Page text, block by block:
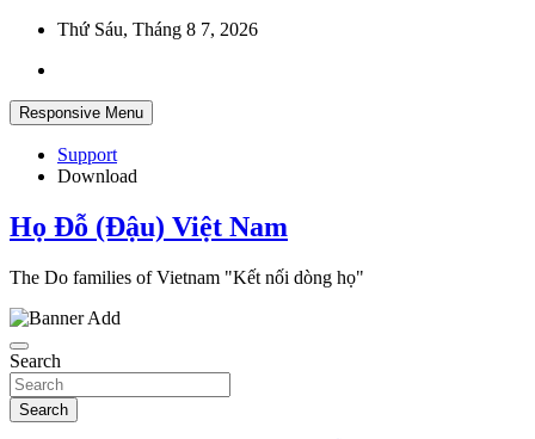
Skip
content
Thứ Sáu, Tháng 8 7, 2026
Responsive Menu
Support
Download
Họ Đỗ (Đậu) Việt Nam
The Do families of Vietnam "Kết nối dòng họ"
Search
Search